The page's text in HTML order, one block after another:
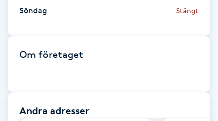
Söndag Stängt
Om företaget
Andra adresser